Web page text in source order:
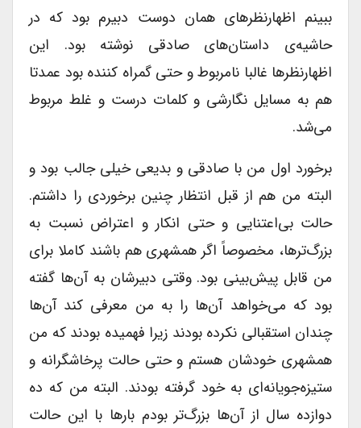
ببینم اظهارنظرهای همان دوست دبیرم بود که در
حاشیه‌ی داستان‌های صادقی نوشته بود. این
اظهارنظرها غالبا نامربوط و حتی گمراه کننده بود عمدتا
هم به مسایل نگارشی و کلمات درست و غلط مربوط
می‌شد.
برخورد اول من با صادقی و بدیعی خیلی جالب بود و
البته من هم از قبل انتظار چنین برخوردی را داشتم.
حالت بی‌اعتنایی و حتی انکار و اعتراض نسبت به
بزرگ‌ترها، مخصوصاً اگر همشهری هم باشند کاملا برای
من قابل پیش‌بینی بود. وقتی دبیرشان به آن‌ها گفته
بود که می‌خواهد آن‌ها را به من معرفی کند آن‌ها
چندان استقبالی نکرده بودند زیرا فهمیده بودند که من
همشهری خودشان هستم و حتی حالت پرخاشگرانه و
ستیزه‌جویانه‌ای به خود گرفته بودند. البته من که ده
دوازده سال از آن‌ها بزرگ‌تر بودم بارها با این حالت